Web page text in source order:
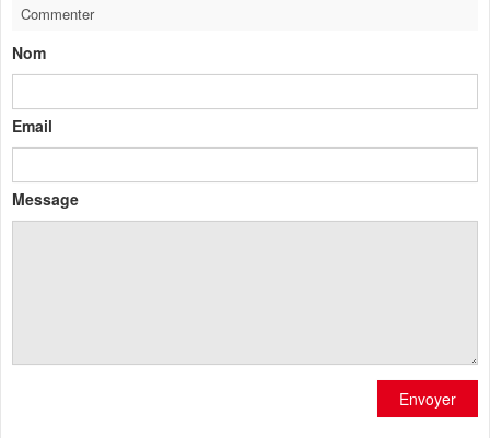
Commenter
Nom
Email
Message
Envoyer